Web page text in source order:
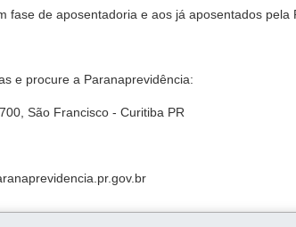
fase de aposentadoria e aos já aposentados pela
e procure a Paranaprevidência:
São Francisco - Curitiba PR